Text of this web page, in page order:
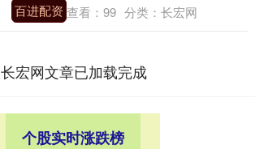
百进配资 查看： 99 分类： 长宏网
长宏网文章已加载完成
个股实时涨跌榜